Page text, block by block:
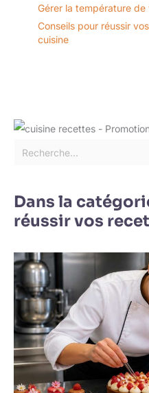
Gérer la température de
Conseils pour réussir
cuisine
Dans la
réussir vos